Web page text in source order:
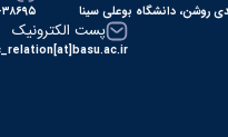
روشن، دانشگاه بوعلی سینا
پست الکترونیک